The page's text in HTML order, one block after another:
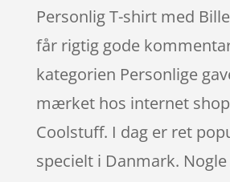
Personlig T-shirt med
får rigtig gode
kategorien Personlige
mærket hos internet
Coolstuff. I dag er ret
specielt i Danmark.